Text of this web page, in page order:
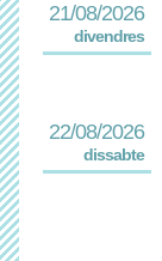
21/08/2026
divendres
22/08/2026
dissabte